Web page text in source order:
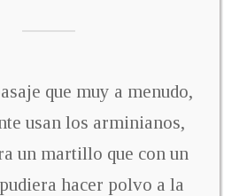
que muy a menudo,
usan los arminianos,
un martillo que con un
hacer polvo a la